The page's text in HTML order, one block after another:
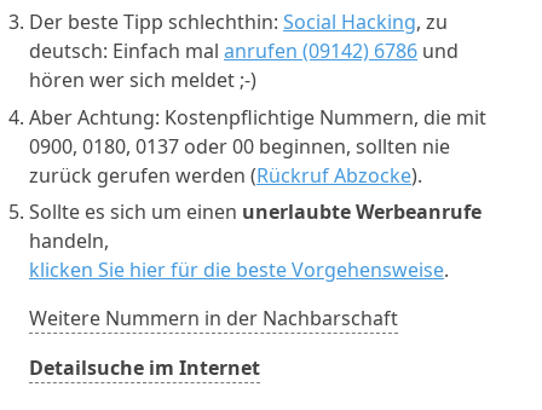
Der beste Tipp schlechthin: Social Hacking, zu
deutsch: Einfach mal anrufen (09142) 6786 und
hören wer sich meldet ;-)
Aber Achtung: Kostenpflichtige Nummern, die mit
0900, 0180, 0137 oder 00 beginnen, sollten nie
zurück gerufen werden (Rückruf Abzocke).
Sollte es sich um einen unerlaubte Werbeanrufe
handeln,
klicken Sie hier für die beste Vorgehensweise.
Weitere Nummern in der Nachbarschaft
Detailsuche im Internet